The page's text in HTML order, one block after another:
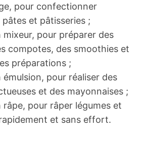
pour confectionner
et pâtisseries ;
pour préparer des
compotes, des smoothies et
préparations ;
pour réaliser des
et des mayonnaises ;
pour râper légumes et
et sans effort.